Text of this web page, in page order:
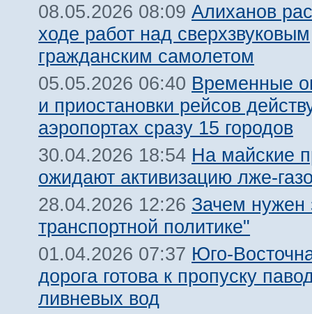
08.05.2026 08:09 Алиханов
ходе работ над сверхзвуковым
гражданским самолетом
05.05.2026 06:40 Временные
и приостановки рейсов
аэропортах сразу 15 городов
30.04.2026 18:54 На майские
ожидают активизацию лже-
28.04.2026 12:26 Зачем нужен
транспортной политике"
01.04.2026 07:37 Юго-
дорога готова к пропуску
ливневых вод